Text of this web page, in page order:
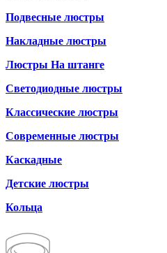
Подвесные люстры
Накладные люстры
Люстры На штанге
Светодиодные люстры
Классические люстры
Современные люстры
Каскадные
Детские люстры
Кольца